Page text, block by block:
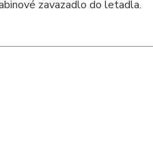
zavazadlo do letadla.